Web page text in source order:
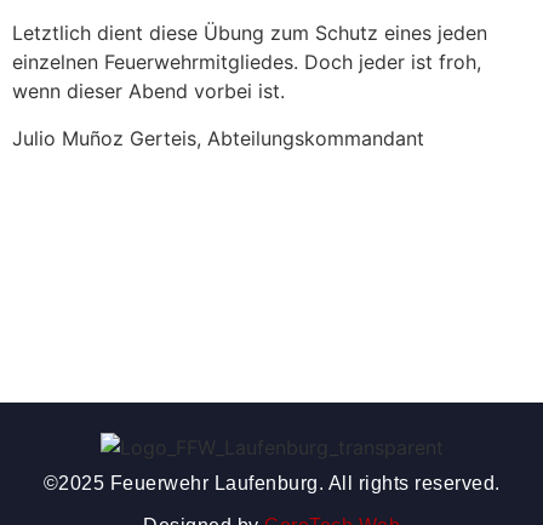
Letztlich dient diese Übung zum Schutz eines jeden
einzelnen Feuerwehrmitgliedes. Doch jeder ist froh,
wenn dieser Abend vorbei ist.
Julio Muñoz Gerteis, Abteilungskommandant
©2025 Feuerwehr Laufenburg. All rights reserved.